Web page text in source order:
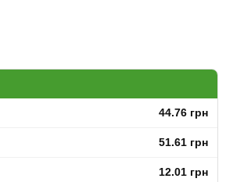
44.76 грн
51.61 грн
12.01 грн